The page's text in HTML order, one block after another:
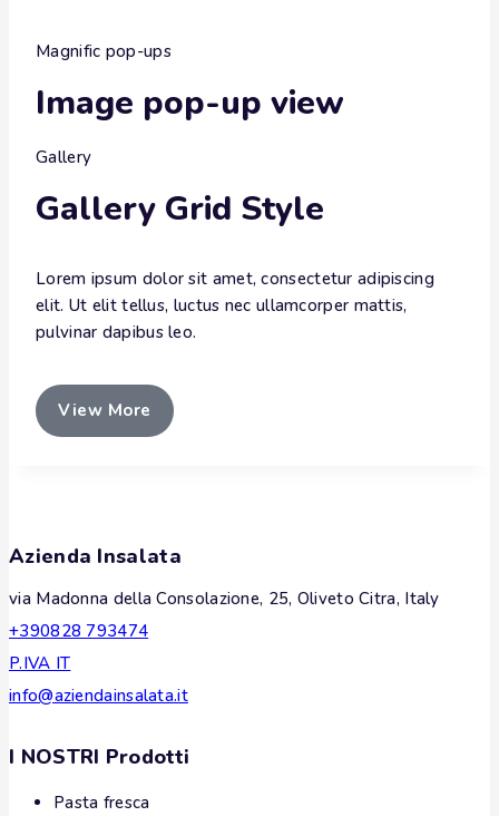
Magnific pop-ups
Image pop-up view
Gallery
Gallery Grid Style
Lorem ipsum dolor sit amet, consectetur adipiscing
elit. Ut elit tellus, luctus nec ullamcorper mattis,
pulvinar dapibus leo.
View More
Azienda Insalata
via Madonna della Consolazione, 25, Oliveto Citra, Italy
+390828 793474
P.IVA IT
info@aziendainsalata.it
I NOSTRI Prodotti
Pasta fresca